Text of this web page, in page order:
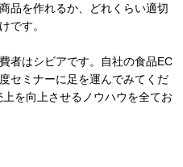
品を作れるか、どれくらい適切
です。
者はシビアです。自社の食品EC
セミナーに足を運んでみてくだ
を向上させるノウハウを全てお